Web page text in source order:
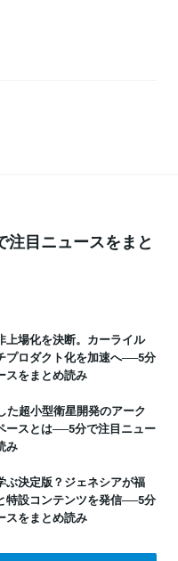
目ニュースをまと
上場化を決断。カーライル
プロダクト化を加速へ──5分
スをまとめ読み
た超小型衛星開発のアーク
ースとは──5分で注目ニュー
み
ぶ決定版？ジェネシアが福
特設コンテンツを発信──5分
スをまとめ読み